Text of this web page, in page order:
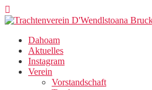
Zum
Inhalt
Dahoam
Aktuelles
Instagram
Verein
Vorstandschaft